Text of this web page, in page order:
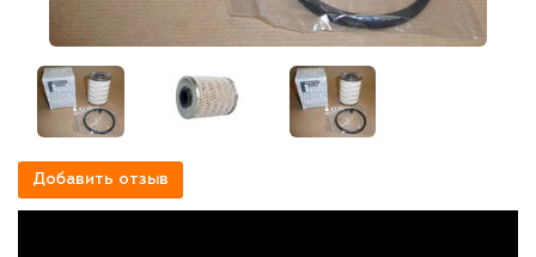
Добавить отзыв